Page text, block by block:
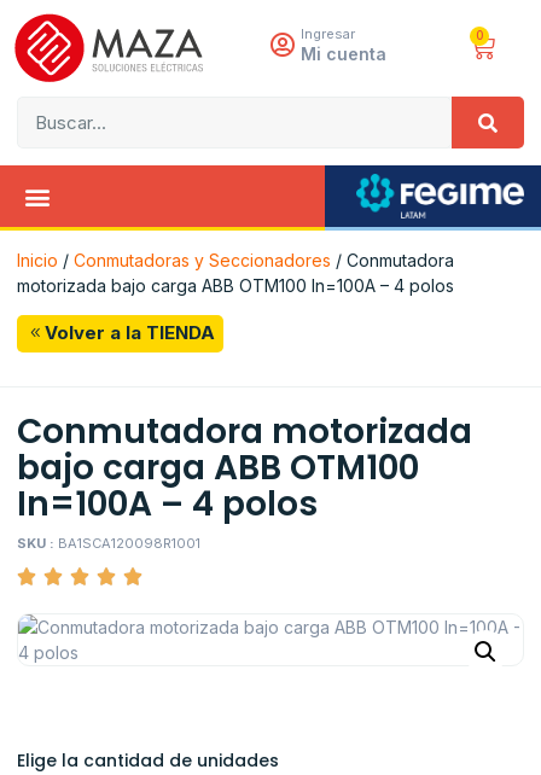
Ingresar
Mi cuenta
0
Inicio / Conmutadoras y Seccionadores / Conmutadora
motorizada bajo carga ABB OTM100 In=100A – 4 polos
Volver a la TIENDA
Conmutadora motorizada
bajo carga ABB OTM100
In=100A – 4 polos
SKU : BA1SCA120098R1001
Elige la cantidad de unidades